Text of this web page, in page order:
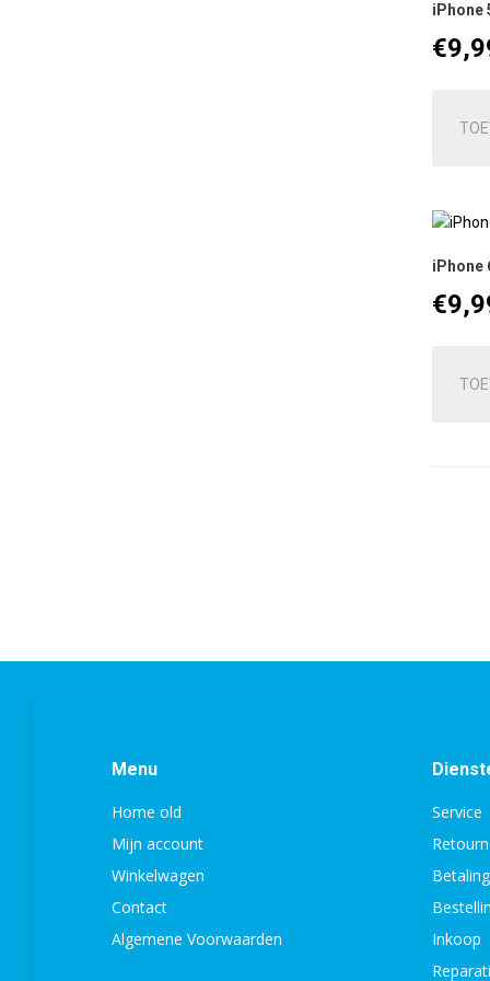
iPhone
€
iPhone
€
Menu
Home old
Mijn account
Winkelwagen
Contact
Algemene Voorwaarden
Service
Inkoop